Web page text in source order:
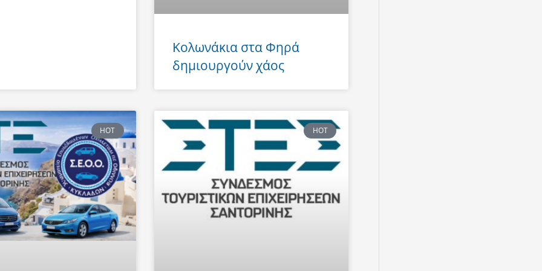
Κολωνάκια στα Φηρά
δημιουργούν χάος
HOT HOT